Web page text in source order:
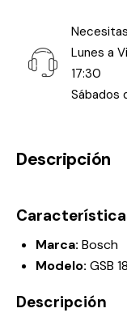
Lunes a
17:30
Sábados
Descripción
Marca: Bosch
Modelo: GSB
Descripción